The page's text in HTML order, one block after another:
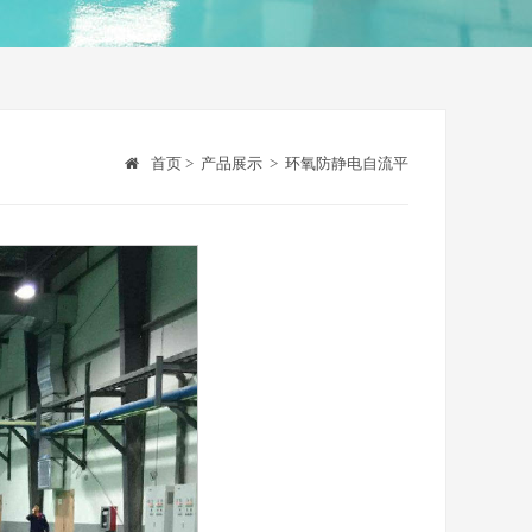
首页 > 产品展示 > 环氧防静电自流平